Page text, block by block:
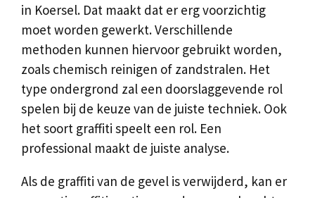
in Koersel. Dat maakt dat er erg voorzichtig
moet worden gewerkt. Verschillende
methoden kunnen hiervoor gebruikt worden,
zoals chemisch reinigen of zandstralen. Het
type ondergrond zal een doorslaggevende rol
spelen bij de keuze van de juiste techniek. Ook
het soort graffiti speelt een rol. Een
professional maakt de juiste analyse.
Als de graffiti van de gevel is verwijderd, kan er